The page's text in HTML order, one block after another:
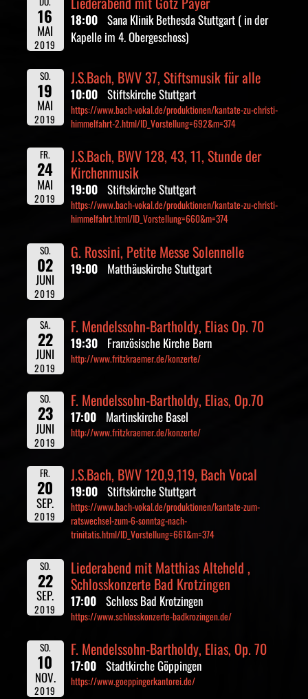
16
MAI
2019
18:00 Sana Klinik Bethesda Stuttgart ( in der
Kapelle im 4. Obergeschoss)
SO.
19
MAI
2019
J.S.Bach, BWV 37, Stiftsmusik für alle
10:00 Stiftskirche Stuttgart
https://www.bach-vokal.de/produktionen/kantate-zu-christi-
himmelfahrt-2.html/ID_Vorstellung=692&m=374
FR.
24
MAI
2019
J.S.Bach, BWV 128, 43, 11, Stunde der
Kirchenmusik
19:00 Stiftskirche Stuttgart
https://www.bach-vokal.de/produktionen/kantate-zu-christi-
himmelfahrt.html/ID_Vorstellung=660&m=374
SO.
02
JUNI
2019
G. Rossini, Petite Messe Solennelle
19:00 Matthäuskirche Stuttgart
SA.
22
JUNI
2019
F. Mendelssohn-Bartholdy, Elias Op. 70
19:30 Französische Kirche Bern
http://www.fritzkraemer.de/konzerte/
SO.
23
JUNI
2019
F. Mendelssohn-Bartholdy, Elias, Op.70
17:00 Martinskirche Basel
http://www.fritzkraemer.de/konzerte/
FR.
20
SEP.
2019
J.S.Bach, BWV 120,9,119, Bach Vocal
19:00 Stiftskirche Stuttgart
https://www.bach-vokal.de/produktionen/kantate-zum-
ratswechsel-zum-6-sonntag-nach-
trinitatis.html/ID_Vorstellung=661&m=374
SO.
22
SEP.
2019
Liederabend mit Matthias Alteheld ,
Schlosskonzerte Bad Krotzingen
17:00 Schloss Bad Krotzingen
https://www.schlosskonzerte-badkrozingen.de/
SO.
10
NOV.
2019
F. Mendelssohn-Bartholdy, Elias, Op. 70
17:00 Stadtkirche Göppingen
https://www.goeppingerkantorei.de/